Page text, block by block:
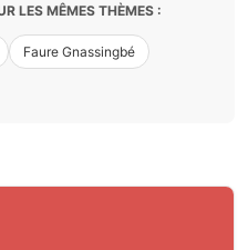
LES MÊMES THÈMES :
Faure Gnassingbé